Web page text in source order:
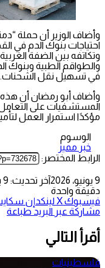
وأضاف الوزير أن حملة
احتياجات بنوك الدم في
وتكاتفه بين الضفة
والطواقم الطبية وبنوك
في تسهيل نقل الشحنات.
وأضاف أبو رمضان أن
المستشفيات على التعامل
مؤكدًا استمرار العمل
الوسوم
خبر مميز
الرابط المختصر:
9 يونيو، 2026
آخر تحديث: 9 يونيو، 2026
دقيقة واحدة
فيسبوك‫Xلينكدإن
مشاركة عبر البريد طباعة
أقرأ التالي
فلسطينيات